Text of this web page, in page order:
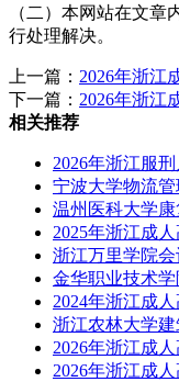
（二）本网站在文
行处理解决。
上一篇： 2026年浙江
下一篇： 2026年浙江
相关推荐
2026年浙江服
宁波大学物流
温州医科大学
2025年浙江成
浙江万里学院
金华职业技术
2024年浙江成
浙江农林大学
2026年浙江成
2026年浙江成